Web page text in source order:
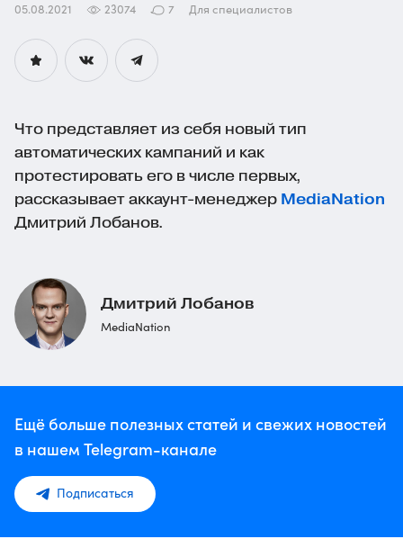
05.08.2021 23074 7 Для специалистов
Что представляет из себя новый тип
автоматических кампаний и как
протестировать его в числе первых,
рассказывает аккаунт-менеджер MediaNation
Дмитрий Лобанов.
Дмитрий Лобанов
MediaNation
Ещё больше полезных статей и свежих новостей
в нашем Telegram-канале
Подписаться